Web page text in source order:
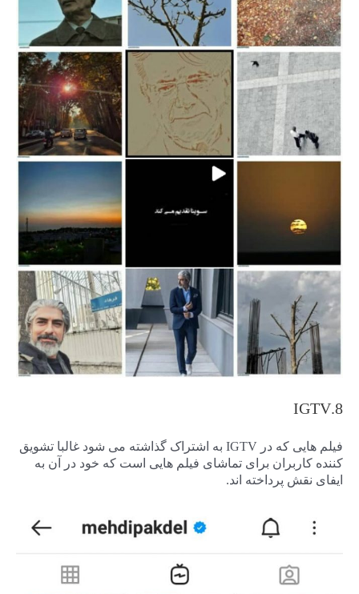
8.IGTV
فیلم هایی که در IGTV به اشتراک گذاشته می شود غالبا تشویق
کننده کاربران برای تماشای فیلم هایی است که خود در آن به
ایفای نقش پرداخته اند.